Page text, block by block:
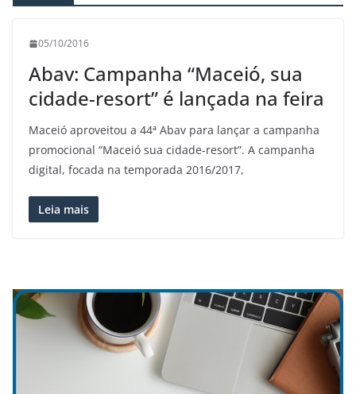
05/10/2016
Abav: Campanha “Maceió, sua
cidade-resort” é lançada na feira
Maceió aproveitou a 44ª Abav para lançar a campanha
promocional “Maceió sua cidade-resort”. A campanha
digital, focada na temporada 2016/2017,
Leia mais